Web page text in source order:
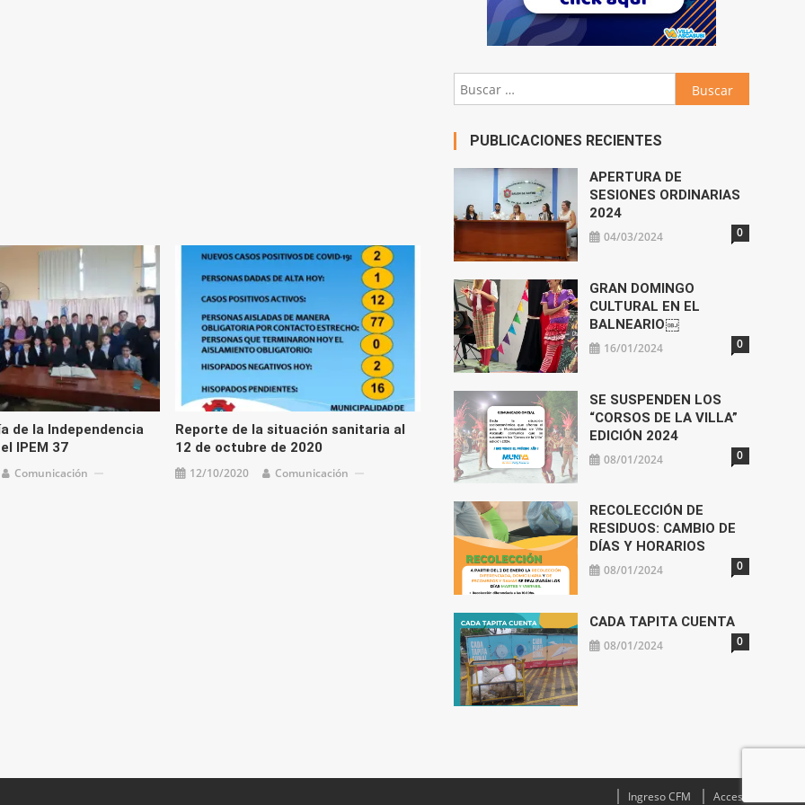
de la Independencia
IPEM 37
Comunicación
Reporte de la situación sanitaria al
12 de octubre de 2020
12/10/2020 Comunicación
Buscar:
PUBLICACIONES RECIENTES
APERTURA DE
SESIONES ORDINARIAS
2024
04/03/2024 0
GRAN DOMINGO
CULTURAL EN EL
BALNEARIO￼
16/01/2024 0
SE SUSPENDEN LOS
“CORSOS DE LA VILLA”
EDICIÓN 2024
08/01/2024 0
RECOLECCIÓN DE
RESIDUOS: CAMBIO DE
DÍAS Y HORARIOS
08/01/2024 0
CADA TAPITA CUENTA
08/01/2024 0
Ingreso CFM Acceso